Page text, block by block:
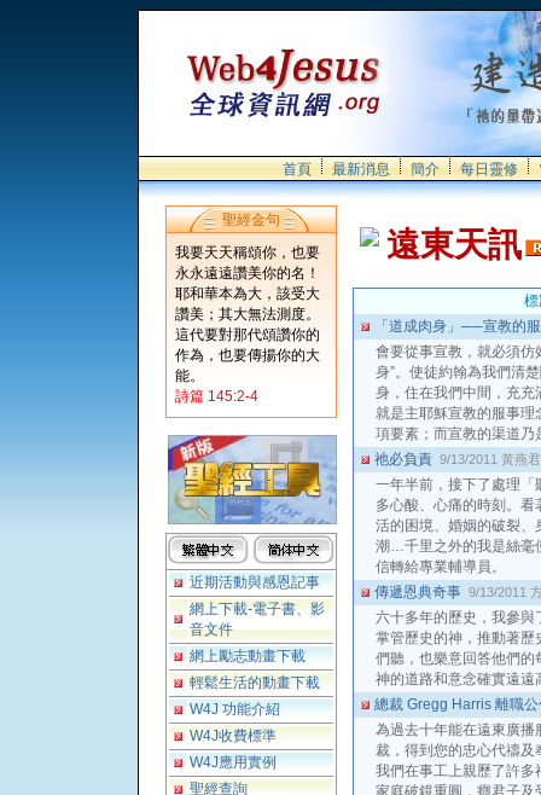
首頁 最新消息 簡介 每日靈修
聖經金句
我要天天稱頌你，也要
永永遠遠讚美你的名！
耶和華本為大，該受大
讚美；其大無法測度。
這代要對那代頌讚你的
作為，也要傳揚你的大
能。
詩篇 145:2-4
近期活動與感恩記事
網上下載-電子書、影
音文件
網上勵志動畫下載
輕鬆生活的動畫下載
W4J 功能介紹
W4J收費標準
W4J應用實例
聖經查詢
遠東天訊
標
「道成肉身」──宣教的
會要從事宣教，就必須
身”。使徒約翰為我們清
身，住在我們中間，充充
就是主耶穌宣教的服事理
項要素；而宣教的渠道乃
祂必負責 9/13/2011 黃燕君
一年半前，接下了處理「
多心酸、心痛的時刻。
活的困境、婚姻的破裂、
潮…千里之外的我是絲毫
信轉給專業輔導員。
傳遞恩典奇事 9/13/2011
六十多年的歷史，我參與
掌管歷史的神，推動著歷
們聽，也樂意回答他們的
神的道路和意念確實遠遠
總裁 Gregg Harris 離職
為過去十年能在遠東廣播
裁，得到您的忠心代禱及
我們在事工上親歷了許多
家庭破鏡重圓，癮君子及